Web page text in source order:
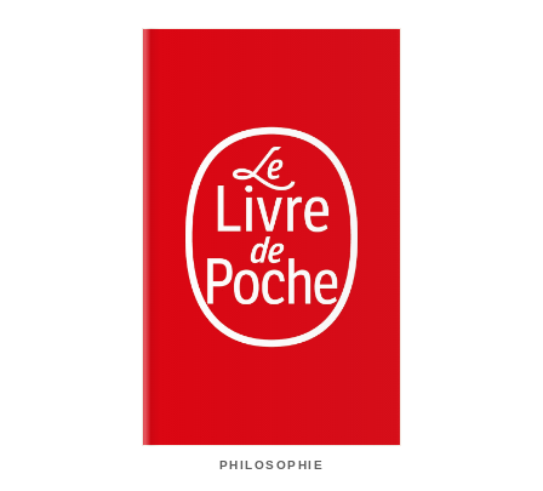
PHILOSOPHIE